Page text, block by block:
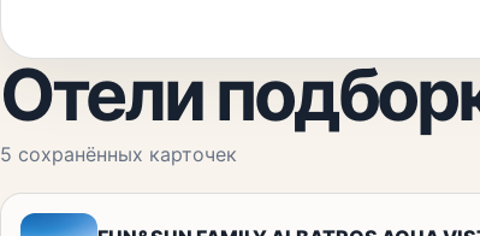
Отели
5 сохранённых карточек